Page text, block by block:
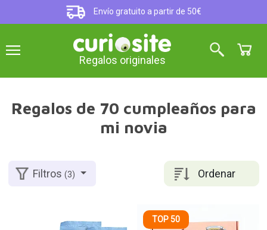
Envío gratuito a partir de 50€
Regalos originales
Regalos de 70 cumpleaños para
mi novia
Ordenar
Filtros(3)
TOP 50